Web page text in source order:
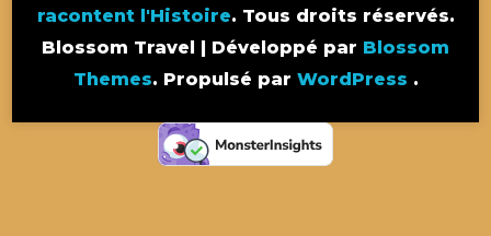
racontent l'Histoire. Tous droits réservés.
Blossom Travel | Développé par Blossom
Themes. Propulsé par WordPress .